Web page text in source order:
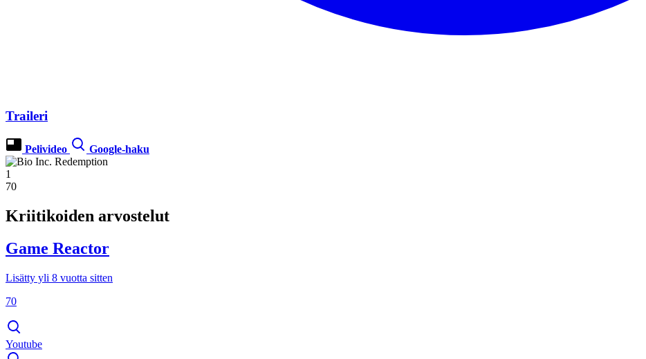
Traileri
Pelivideo Google-haku
1
70
Kriitikoiden arvostelut
Game Reactor
Lisätty yli 8 vuotta sitten
70
Youtube